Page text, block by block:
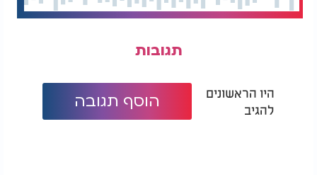
תגובות
היו הראשונים
להגיב
הוסף תגובה